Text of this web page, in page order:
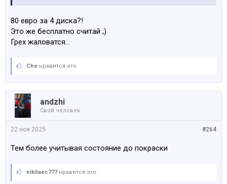
80 евро за 4 диска?!
Это же бесплатно считай ;)
Грех жаловатся…
Che нравится это.
аndzhi
Свой человек
#264
22 ноя 2025
Тем более учитывая состояние до покраски
nikitaec777нравится это.